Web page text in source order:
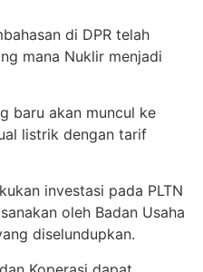
di DPR telah
mana Nuklir menjadi
baru akan muncul ke
listrik dengan tarif
investasi pada PLTN
oleh Badan Usaha
diselundupkan.